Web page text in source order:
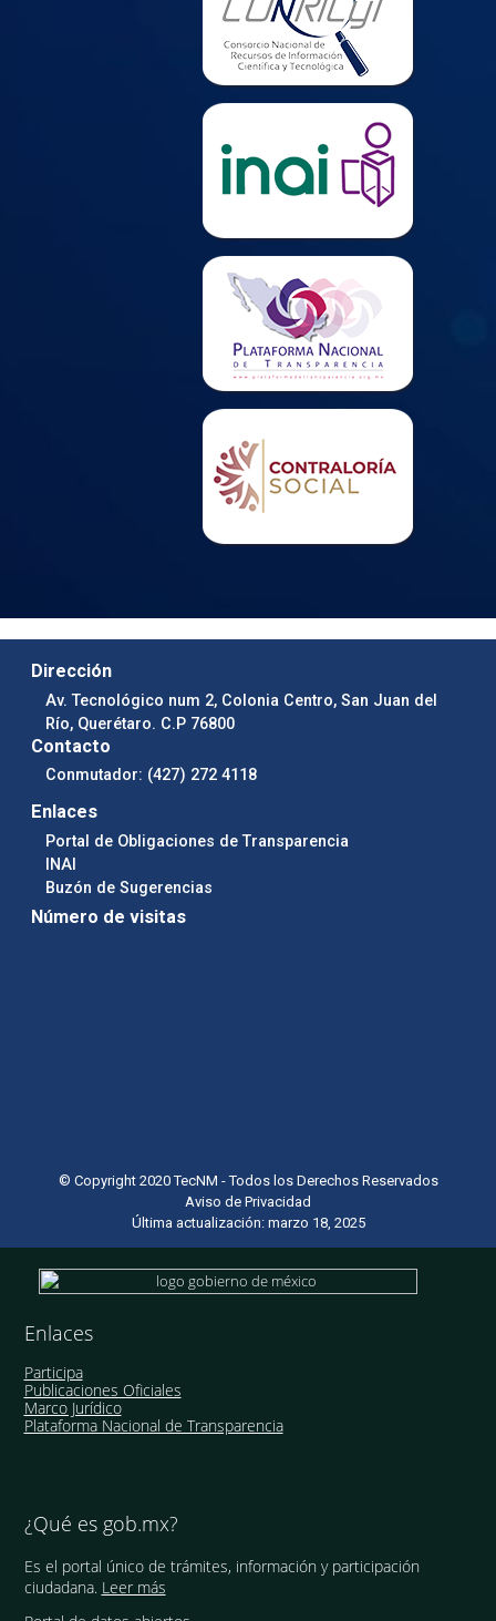
Dirección
Av. Tecnológico num 2, Colonia Centro, San Juan del
Río, Querétaro. C.P 76800
Contacto
Conmutador: (427) 272 4118
Enlaces
Portal de Obligaciones de Transparencia
INAI
Buzón de Sugerencias
Número de visitas
© Copyright 2020 TecNM - Todos los Derechos Reservados
Aviso de Privacidad
Última actualización: marzo 18, 2025
Enlaces
Participa
Publicaciones Oficiales
Marco Jurídico
Plataforma Nacional de Transparencia
¿Qué es gob.mx?
Es el portal único de trámites, información y participación
ciudadana. Leer más